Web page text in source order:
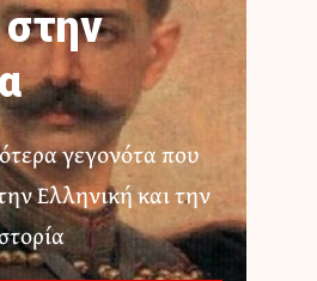
γεγονότα που
Ελληνική και την